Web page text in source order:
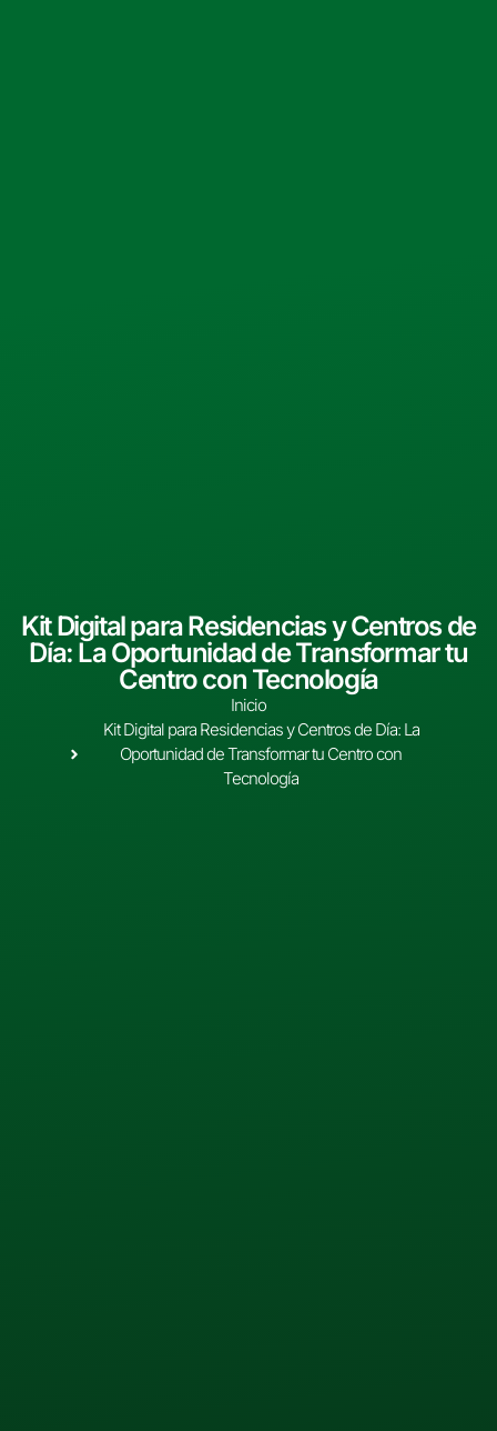
Kit Digital para Residencias y Centros de
Día: La Oportunidad de Transformar tu
Centro con Tecnología
Inicio
Kit Digital para Residencias y Centros de Día: La
Oportunidad de Transformar tu Centro con
Tecnología